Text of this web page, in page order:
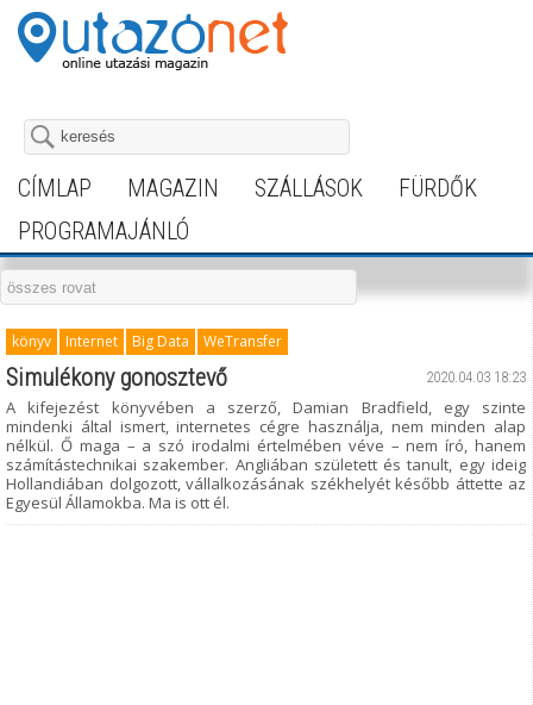
CÍMLAP MAGAZIN SZÁLLÁSOK
FÜRDŐK
PROGRAMAJÁNLÓ
könyv Internet Big Data WeTransfer
2020.04.03 18:23
Simulékony gonosztevő
A kifejezést könyvében a szerző, Damian Bradfield, egy szinte
mindenki által ismert, internetes cégre használja, nem minden alap
nélkül. Ő maga – a szó irodalmi értelmében véve – nem író, hanem
számítástechnikai szakember. Angliában született és tanult, egy ideig
Hollandiában dolgozott, vállalkozásának székhelyét később áttette az
Egyesül Államokba. Ma is ott él.